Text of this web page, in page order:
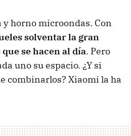
horno microondas. Con
solventar la gran
se hacen al día. Pero
uno su espacio. ¿Y si
combinarlos? Xiaomi la ha